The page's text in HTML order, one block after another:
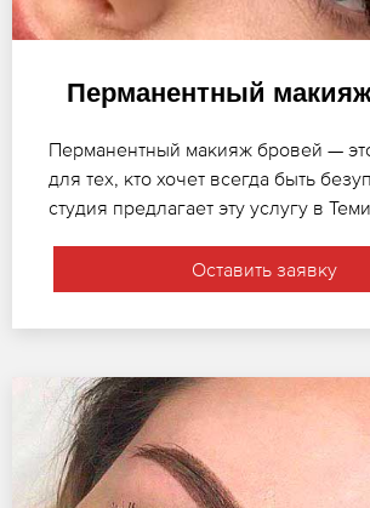
Перманентный
Перманентный макияж бровей —
для тех, кто хочет всегда быть
студия предлагает эту услугу в
Оставить заявку